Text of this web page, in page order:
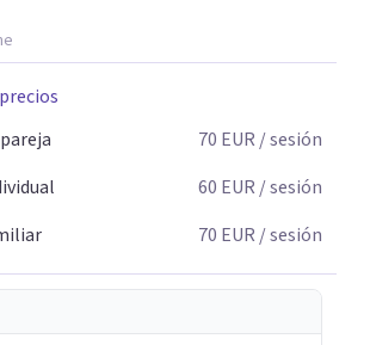
70 EUR / sesión
60 EUR / sesión
70 EUR / sesión